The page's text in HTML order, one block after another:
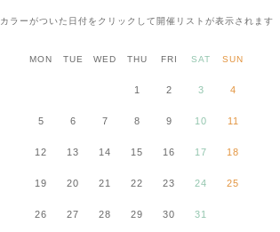
カラーがついた日付をクリックして 開催リストが表示されます
MON TUE WED THU FRI SAT SUN
1 2 3 4
5 6 7 8 9 10 11
12 13 14 15 16 17 18
19 20 21 22 23 24 25
26 27 28 29 30 31